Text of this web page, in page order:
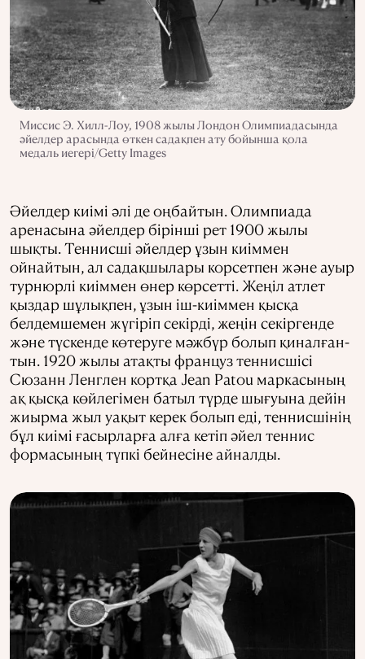
Миссис Э. Хилл-Лоу, 1908 жылы Лондон Олимпиадасында
әйелдер арасында өткен садақпен ату бойынша қола
медаль иегері/Getty Images
Әйелдер киімі әлі де оңбайтын. Олимпиада
аренасына әйелдер бірінші рет 1900 жылы
шықты. Теннисші әйелдер ұзын киіммен
ойнайтын, ал садақшылары корсетпен және ауыр
турнюрлі киіммен өнер көрсетті. Жеңіл атлет
қыздар шұлықпен, ұзын іш-киіммен қысқа
белдемшемен жүгіріп секірді, жеңін секіргенде
және түскенде көтеруге мәжбүр болып қиналған-
тын. 1920 жылы атақты француз теннисшісі
Сюзанн Ленглен кортқа Jean Patou маркасының
ақ қысқа көйлегімен батыл түрде шығуына дейін
жиырма жыл уақыт керек болып еді, теннисшінің
бұл киімі ғасырларға алға кетіп әйел теннис
формасының түпкі бейнесіне айналды.